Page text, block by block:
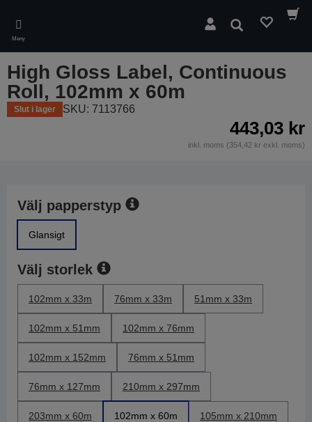
main
content
Meny
Sök
High Gloss Label, Continuous
Roll, 102mm x 60m
Slut i lager SKU: 7113766
443,03 kr
inkl. moms (354,42 kr exkl. moms)
Välj papperstyp
Glansigt
Välj storlek
102mm x 33m 76mm x 33m 51mm x 33m
102mm x 51mm 102mm x 76mm
102mm x 152mm 76mm x 51mm
76mm x 127mm 210mm x 297mm
203mm x 60m 102mm x 60m 105mm x 210mm